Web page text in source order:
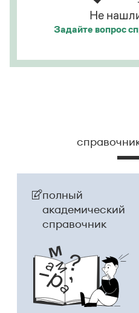
Не
Задайте вопрос
полный
академический
справочник